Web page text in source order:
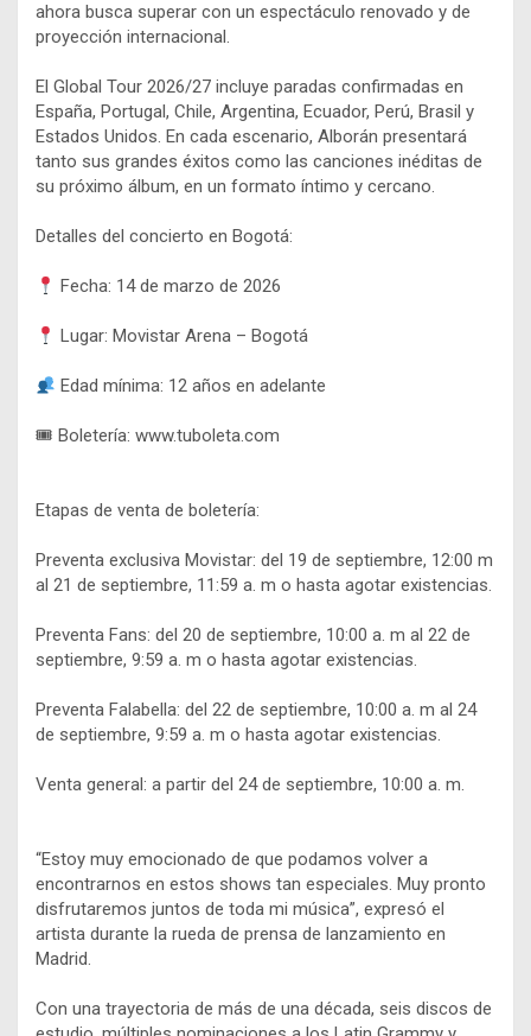
ahora busca superar con un espectáculo renovado y de
proyección internacional.
El Global Tour 2026/27 incluye paradas confirmadas en
España, Portugal, Chile, Argentina, Ecuador, Perú, Brasil y
Estados Unidos. En cada escenario, Alborán presentará
tanto sus grandes éxitos como las canciones inéditas de
su próximo álbum, en un formato íntimo y cercano.
Detalles del concierto en Bogotá:
Fecha: 14 de marzo de 2026
Lugar: Movistar Arena – Bogotá
Edad mínima: 12 años en adelante
🎟 Boletería: www.tuboleta.com
Etapas de venta de boletería:
Preventa exclusiva Movistar: del 19 de septiembre, 12:00 m
al 21 de septiembre, 11:59 a. m o hasta agotar existencias.
Preventa Fans: del 20 de septiembre, 10:00 a. m al 22 de
septiembre, 9:59 a. m o hasta agotar existencias.
Preventa Falabella: del 22 de septiembre, 10:00 a. m al 24
de septiembre, 9:59 a. m o hasta agotar existencias.
Venta general: a partir del 24 de septiembre, 10:00 a. m.
“Estoy muy emocionado de que podamos volver a
encontrarnos en estos shows tan especiales. Muy pronto
disfrutaremos juntos de toda mi música”, expresó el
artista durante la rueda de prensa de lanzamiento en
Madrid.
Con una trayectoria de más de una década, seis discos de